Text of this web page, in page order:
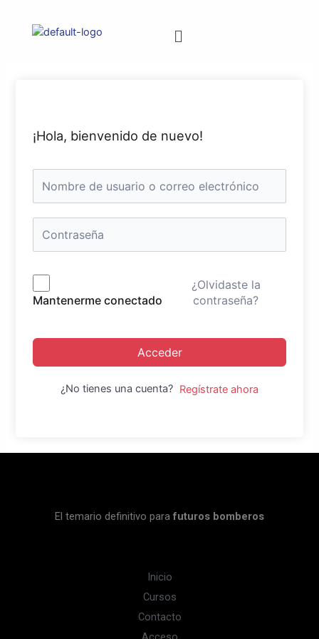
¡Hola, bienvenido de nuevo!
Mantenerme conectado
¿Olvidaste la
contraseña?
Acceder
¿No tienes una cuenta? Regístrate ahora
El temario definitivo para futuros bomberos
Inicio
Cursos
Contacto